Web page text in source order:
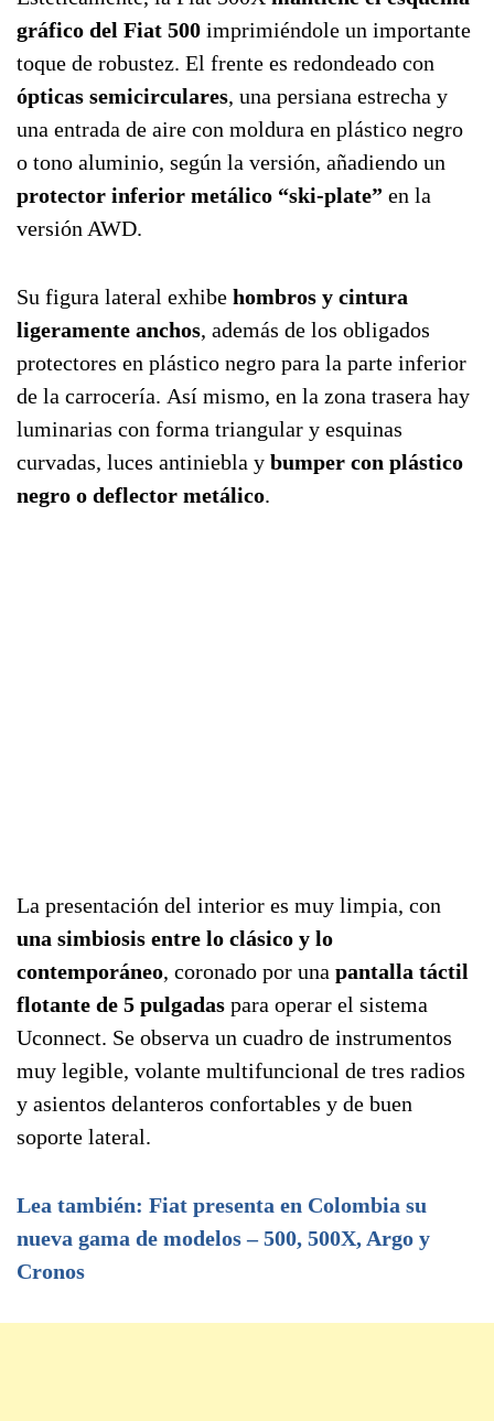
gráfico del Fiat 500 imprimiéndole un importante
toque de robustez. El frente es redondeado con
ópticas semicirculares, una persiana estrecha y
una entrada de aire con moldura en plástico negro
o tono aluminio, según la versión, añadiendo un
protector inferior metálico “ski-plate” en la
versión AWD.
Su figura lateral exhibe hombros y cintura
ligeramente anchos, además de los obligados
protectores en plástico negro para la parte inferior
de la carrocería. Así mismo, en la zona trasera hay
luminarias con forma triangular y esquinas
curvadas, luces antiniebla y bumper con plástico
negro o deflector metálico.
La presentación del interior es muy limpia, con
una simbiosis entre lo clásico y lo
contemporáneo, coronado por una pantalla táctil
flotante de 5 pulgadas para operar el sistema
Uconnect. Se observa un cuadro de instrumentos
muy legible, volante multifuncional de tres radios
y asientos delanteros confortables y de buen
soporte lateral.
Lea también: Fiat presenta en Colombia su
nueva gama de modelos – 500, 500X, Argo y
Cronos